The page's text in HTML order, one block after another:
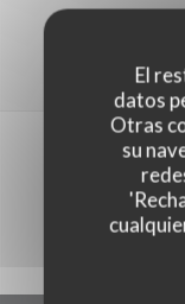
El
datos
Otras
su